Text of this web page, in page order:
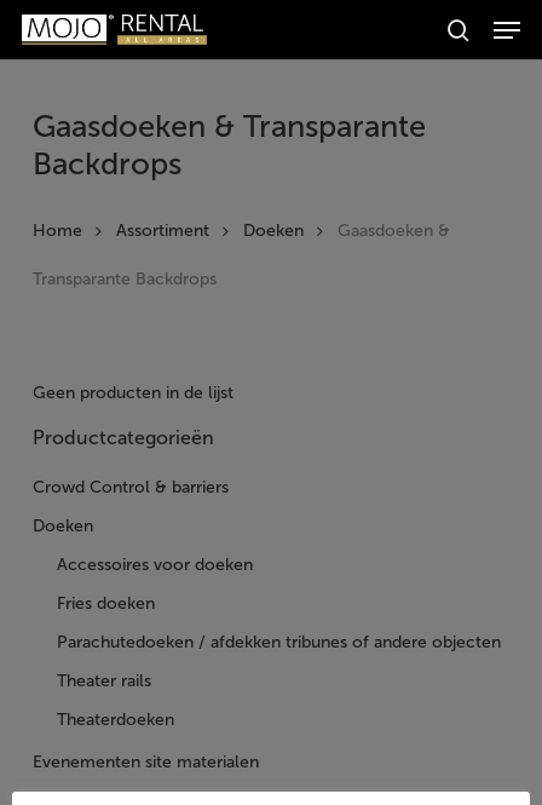
Skip
Producten
zoeken
Zoeken
Gaasdoeken & Transparante
Backdrops
Home Assortiment Doeken Gaasdoeken &
Transparante Backdrops
Geen producten in de lijst
Productcategorieën
Crowd Control & barriers
Doeken
Accessoires voor doeken
Fries doeken
Parachutedoeken / afdekken tribunes of andere objecten
Theater rails
Theaterdoeken
Evenementen site materialen